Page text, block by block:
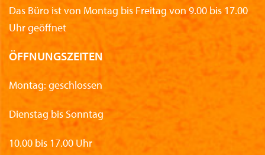
Das Büro ist von Montag bis Freitag von 9.00 bis 17.00
Uhr geöffnet
ÖFFNUNGSZEITEN
Montag: geschlossen
Dienstag bis Sonntag
10.00 bis 17.00 Uhr